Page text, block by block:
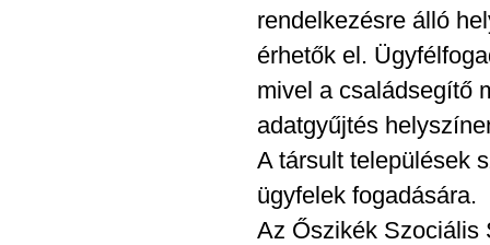
rendelkezésre álló
érhetők el.
mivel a családsegítő
adatgyűjtés
A társult települések
ügyfelek fogadására.
Az Őszikék Szociális